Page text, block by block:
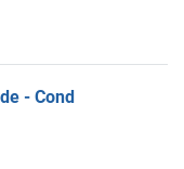
- Cond